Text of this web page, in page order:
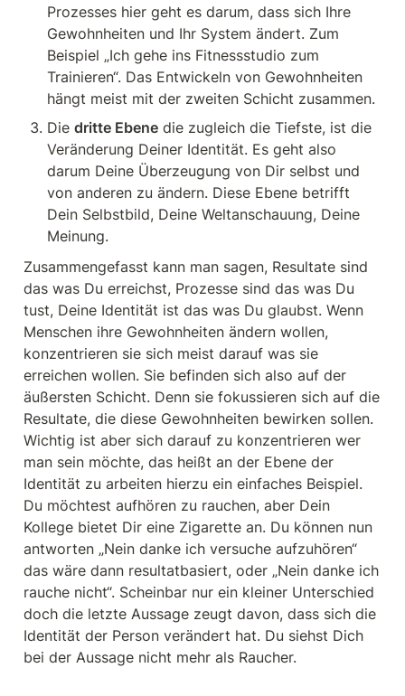
Prozesses hier geht es darum, dass sich Ihre
Gewohnheiten und Ihr System ändert. Zum
Beispiel „Ich gehe ins Fitnessstudio zum
Trainieren“. Das Entwickeln von Gewohnheiten
hängt meist mit der zweiten Schicht zusammen.
Die dritte Ebene die zugleich die Tiefste, ist die
Veränderung Deiner Identität. Es geht also
darum Deine Überzeugung von Dir selbst und
von anderen zu ändern. Diese Ebene betrifft
Dein Selbstbild, Deine Weltanschauung, Deine
Meinung.
Zusammengefasst kann man sagen, Resultate sind
das was Du erreichst, Prozesse sind das was Du
tust, Deine Identität ist das was Du glaubst. Wenn
Menschen ihre Gewohnheiten ändern wollen,
konzentrieren sie sich meist darauf was sie
erreichen wollen. Sie befinden sich also auf der
äußersten Schicht. Denn sie fokussieren sich auf die
Resultate, die diese Gewohnheiten bewirken sollen.
Wichtig ist aber sich darauf zu konzentrieren wer
man sein möchte, das heißt an der Ebene der
Identität zu arbeiten hierzu ein einfaches Beispiel.
Du möchtest aufhören zu rauchen, aber Dein
Kollege bietet Dir eine Zigarette an. Du können nun
antworten „Nein danke ich versuche aufzuhören“
das wäre dann resultatbasiert, oder „Nein danke ich
rauche nicht“. Scheinbar nur ein kleiner Unterschied
doch die letzte Aussage zeugt davon, dass sich die
Identität der Person verändert hat. Du siehst Dich
bei der Aussage nicht mehr als Raucher.